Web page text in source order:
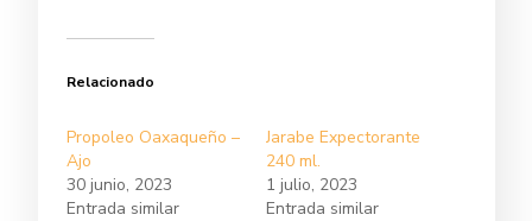
Relacionado
Propoleo Oaxaqueño –
Ajo
30 junio, 2023
Entrada similar
Jarabe Expectorante
240 ml.
1 julio, 2023
Entrada similar